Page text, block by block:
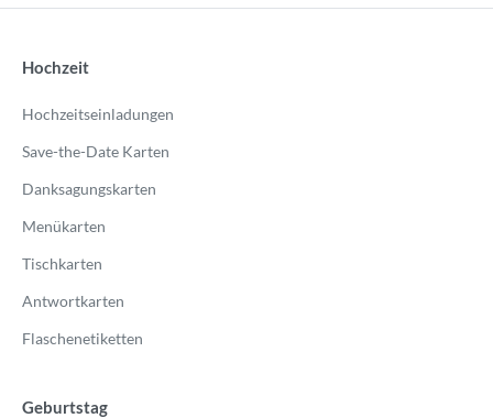
Hochzeit
Hochzeitseinladungen
Save-the-Date Karten
Danksagungskarten
Menükarten
Tischkarten
Antwortkarten
Flaschenetiketten
Geburtstag